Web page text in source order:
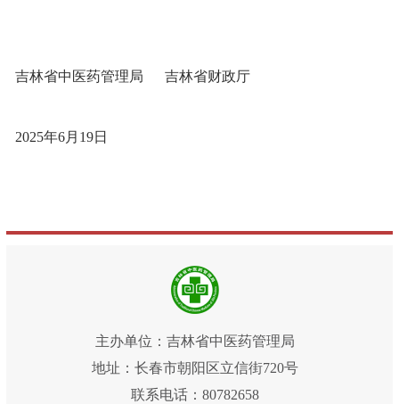
吉林省中医药管理局 吉林省财政厅
2025年6月 19日
主办单位：吉林省中医药管理局
地址：长春市朝阳区立信街720号
联系电话：80782658